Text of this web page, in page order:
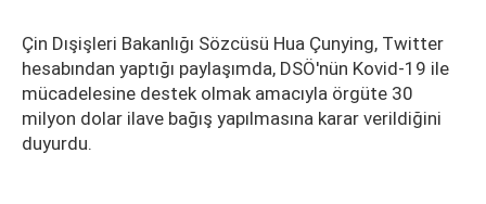
Çin Dışişleri Bakanlığı Sözcüsü Hua Çunying, Twitter
hesabından yaptığı paylaşımda, DSÖ'nün Kovid-19 ile
mücadelesine destek olmak amacıyla örgüte 30
milyon dolar ilave bağış yapılmasına karar verildiğini
duyurdu.